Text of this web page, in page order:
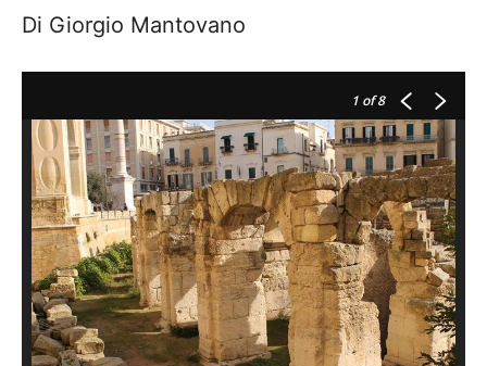
Di Giorgio Mantovano
1 of 8